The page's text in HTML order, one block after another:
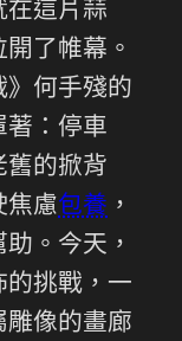
在這片蒜
了帷幕。
》何手殘的
著：停車
舊的掀背
焦慮包養 ，
。今天，
的挑戰，一
雕像的畫廊